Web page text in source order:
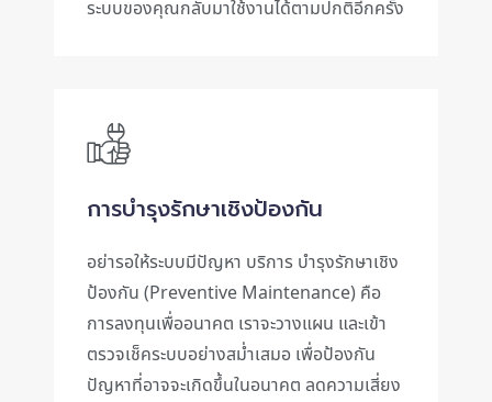
ระบบของคุณกลับมาใช้งานได้ตามปกติอีกครั้ง
การบำรุงรักษาเชิงป้องกัน
อย่ารอให้ระบบมีปัญหา บริการ บำรุงรักษาเชิง
ป้องกัน (Preventive Maintenance) คือ
การลงทุนเพื่ออนาคต เราจะวางแผน และเข้า
ตรวจเช็คระบบอย่างสม่ำเสมอ เพื่อป้องกัน
ปัญหาที่อาจจะเกิดขึ้นในอนาคต ลดความเสี่ยง